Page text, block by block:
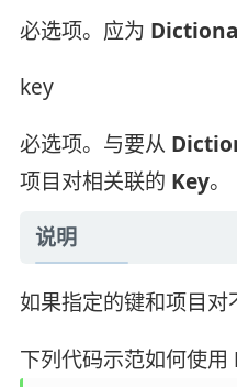
必选项。应为
key
必选项。与要从
项目对相关联的 Key。
说明
如果指定的键和项目对
下列代码示范如何使用